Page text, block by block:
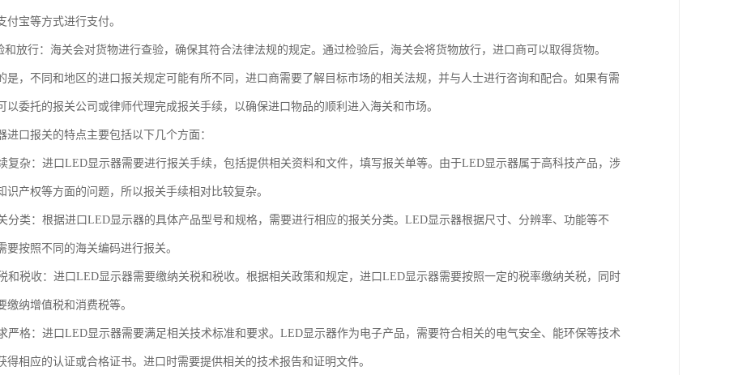
付宝等方式进行支付。
和放行：海关会对货物进行查验，确保其符合法律法规的规定。通过检验后，海关会将货物放行，进口商可以取得货物。
是，不同和地区的进口报关规定可能有所不同，进口商需要了解目标市场的相关法规，并与人士进行咨询和配合。如果有需
以委托的报关公司或律师代理完成报关手续，以确保进口物品的顺利进入海关和市场。
进口报关的特点主要包括以下几个方面：
复杂：进口LED显示器需要进行报关手续，包括提供相关资料和文件，填写报关单等。由于LED显示器属于高科技产品，涉
识产权等方面的问题，所以报关手续相对比较复杂。
分类：根据进口LED显示器的具体产品型号和规格，需要进行相应的报关分类。LED显示器根据尺寸、分辨率、功能等不
要按照不同的海关编码进行报关。
和税收：进口LED显示器需要缴纳关税和税收。根据相关政策和规定，进口LED显示器需要按照一定的税率缴纳关税，同时
缴纳增值税和消费税等。
严格：进口LED显示器需要满足相关技术标准和要求。LED显示器作为电子产品，需要符合相关的电气安全、能环保等技术
得相应的认证或合格证书。进口时需要提供相关的技术报告和证明文件。